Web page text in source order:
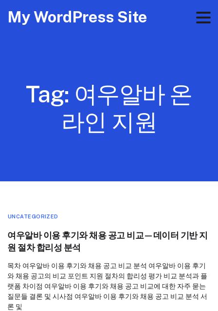
My WordPress Site
Tag: 여우알바 온
라인 지원
UNCATEGORIZED
여우알바 이용 후기와 채용 공고 비교—데이터 기반 지
원 절차 합리성 분석
목차 여우알바 이용 후기와 채용 공고 비교 분석 여우알바 이용 후기
와 채용 공고의 비교 포인트 지원 절차의 합리성 평가 비교 분석과 플
랫폼 차이점 여우알바 이용 후기와 채용 공고 비교에 대한 자주 묻는
질문들 결론 및 시사점 여우알바 이용 후기와 채용 공고 비교 분석 서
론 및